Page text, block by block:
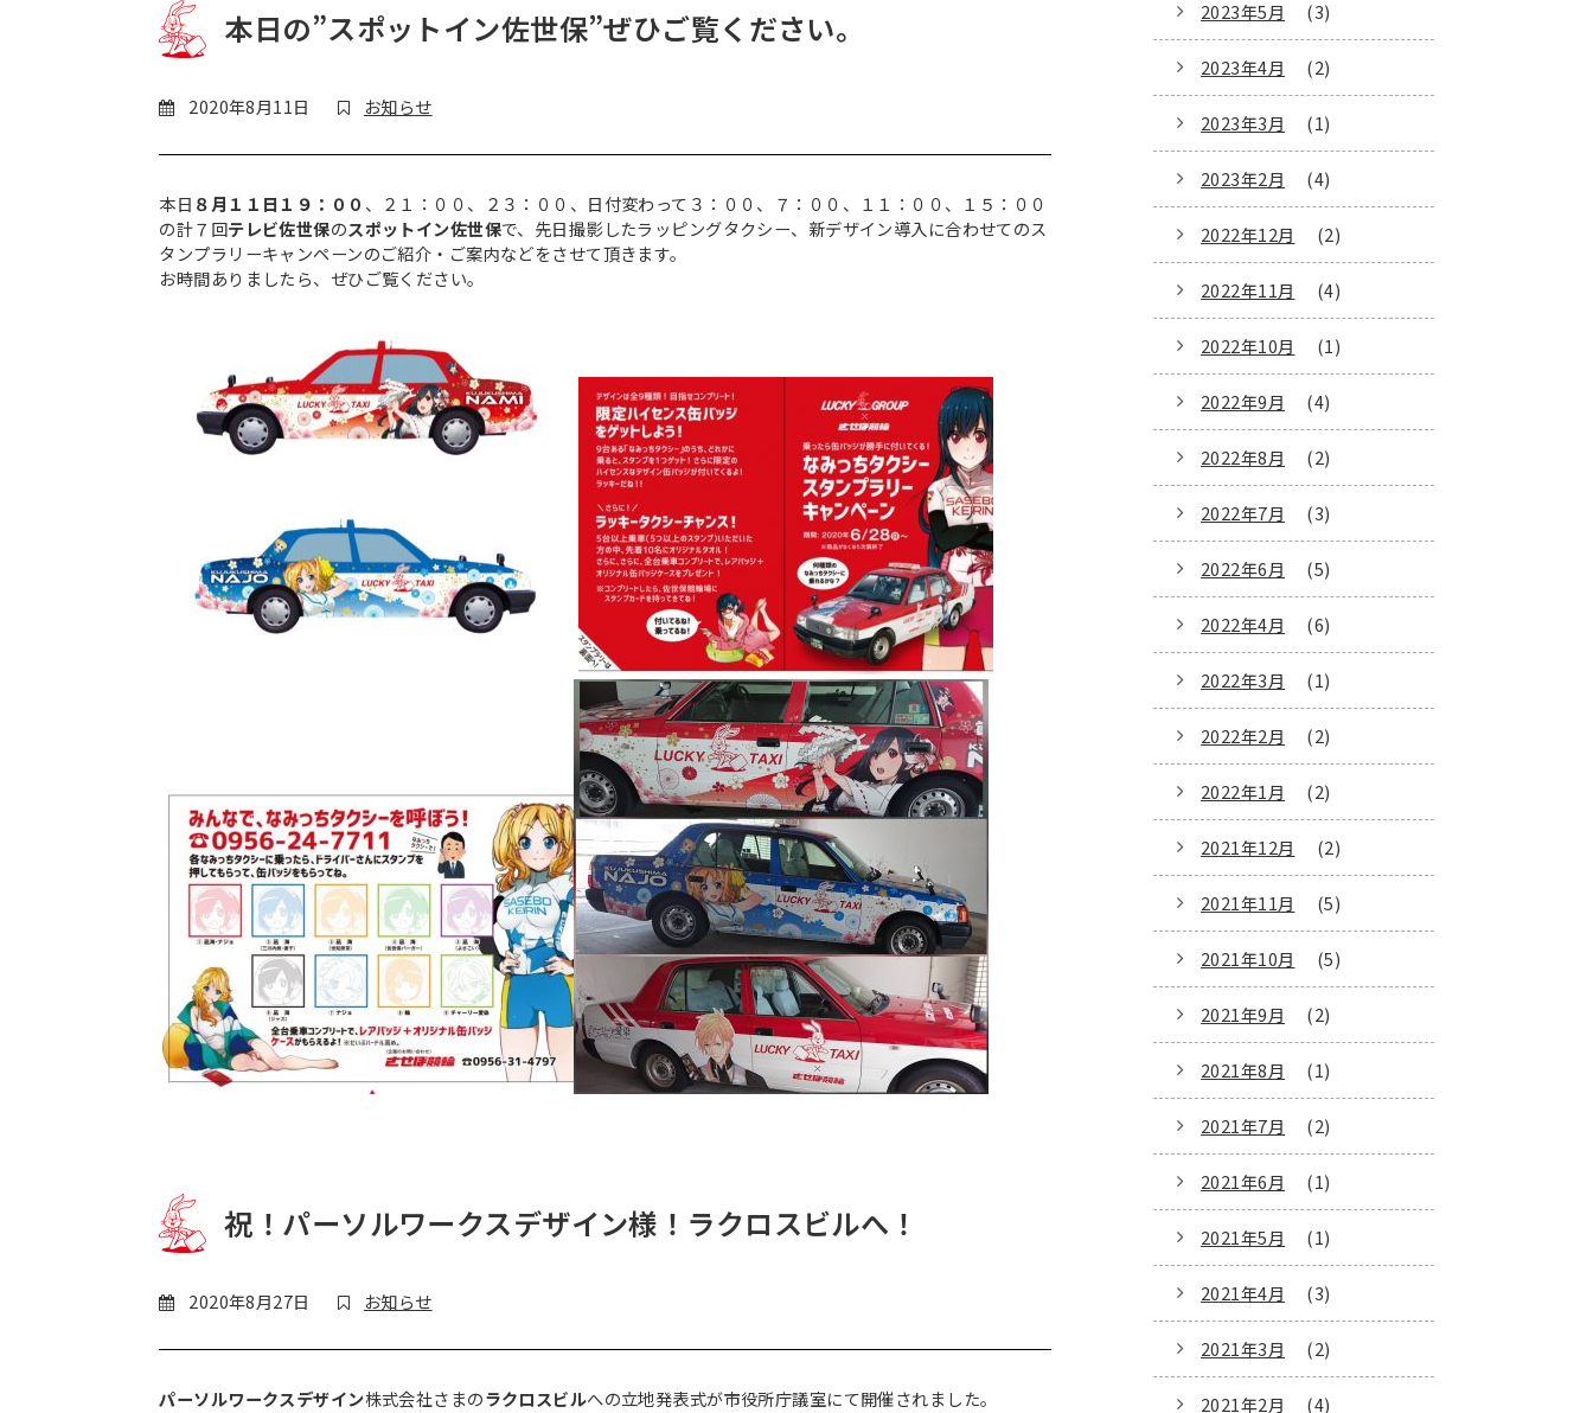
本日の”スポットイン佐世保”ぜひご覧ください。
2020年8月11日 お知らせ
本日 ８月１１日１９：００ 、２１：００、２３：００、日付変わって３：００、７：００、１１：００、１５：００
の計７回テレビ佐世保のスポットイン佐世保で、先日撮影したラッピングタクシー、新デザイン導入に合わせてのス
タンプラリーキャンペーンのご紹介・ご案内などをさせて頂きます。
お時間ありましたら、ぜひご覧ください。
祝！パーソルワークスデザイン様！ラクロスビルへ！
2020年8月27日 お知らせ
パーソルワークスデザイン株式会社さまのラクロスビルへの立地発表式が市役所庁議室にて開催されました。
2023年5月 (3)
2023年4月 (2)
2023年3月 (1)
2023年2月 (4)
2022年12月 (2)
2022年11月 (4)
2022年10月 (1)
2022年9月 (4)
2022年8月 (2)
2022年7月 (3)
2022年6月 (5)
2022年4月 (6)
2022年3月 (1)
2022年2月 (2)
2022年1月 (2)
2021年12月 (2)
2021年11月 (5)
2021年10月 (5)
2021年9月 (2)
2021年8月 (1)
2021年7月 (2)
2021年6月 (1)
2021年5月 (1)
2021年4月 (3)
2021年3月 (2)
2021年2月 (4)